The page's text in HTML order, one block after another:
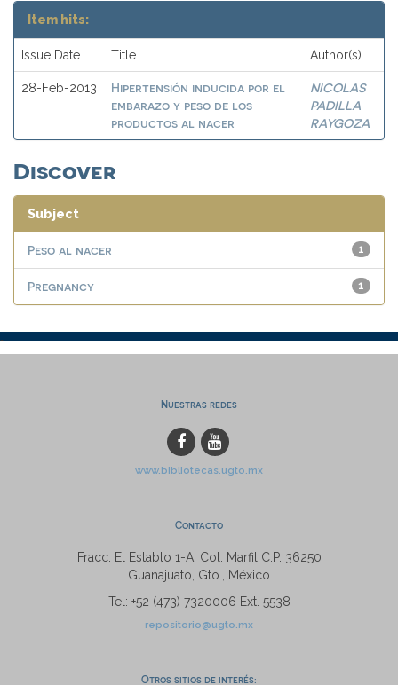
Item hits:
Issue Date Title Author(s)
28-Feb-2013
Hipertensión inducida por el
embarazo y peso de los
productos al nacer
NICOLAS
PADILLA
RAYGOZA
Discover
Subject
1
Peso al nacer
1
Pregnancy
Nuestras redes
www.bibliotecas.ugto.mx
Contacto
Fracc. El Establo 1-A, Col. Marfil C.P. 36250
Guanajuato, Gto., México
Tel: +52 (473) 7320006 Ext. 5538
repositorio@ugto.mx
Otros sitios de interés: